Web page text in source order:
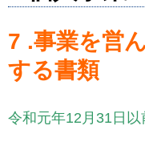
7 .事業を営
する書類
令和元年12月31日